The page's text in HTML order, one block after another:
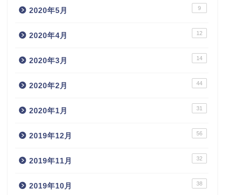
2020年5月 9
2020年4月 12
2020年3月 14
2020年2月 44
2020年1月 31
2019年12月 56
2019年11月 32
2019年10月 38